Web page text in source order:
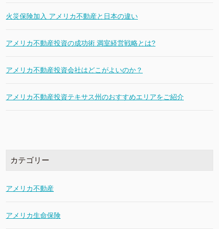
火災保険加入 アメリカ不動産と日本の違い
アメリカ不動産投資の成功術 満室経営戦略とは?
アメリカ不動産投資会社はどこがよいのか？
アメリカ不動産投資テキサス州のおすすめエリアをご紹介
カテゴリー
アメリカ不動産
アメリカ生命保険